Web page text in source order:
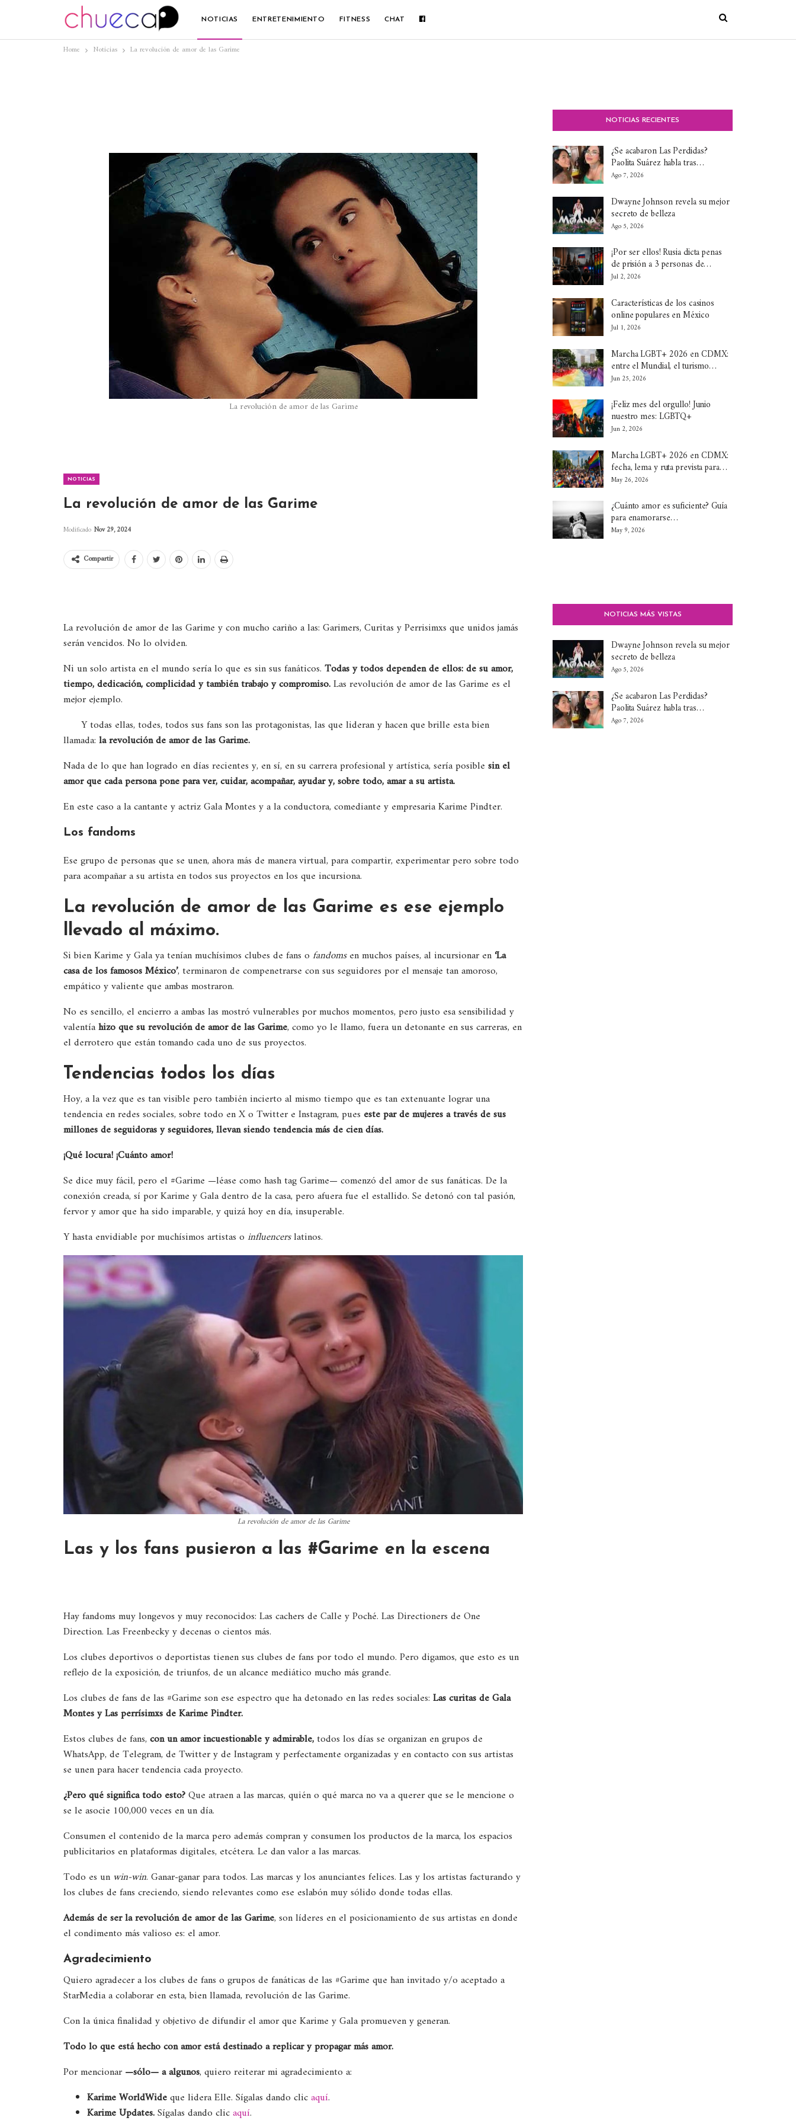
NOTICIAS ENTRETENIMIENTO FITNESS CHAT
Home Noticias La revolución de amor de las Garime
La revolución de amor de las Garime
NOTICIAS
La revolución de amor de las Garime
Modificado Nov 29, 2024
Compartir
La revolución de amor de las Garime y con mucho cariño a las: Garimers, Curitas y Perrisimxs que unidos jamás
serán vencidos. No lo olviden.
Ni un solo artista en el mundo sería lo que es sin sus fanáticos. Todas y todos dependen de ellos: de su amor,
tiempo, dedicación, complicidad y también trabajo y compromiso.Las revolución de amor de las Garime es el
mejor ejemplo.
Y todas ellas, todes, todos sus fans son las protagonistas, las que lideran y hacen que brille esta bien
llamada: la revolución de amor de las Garime.
Nada de lo que han logrado en días recientes y, en sí, en su carrera profesional y artística, sería posible sin el
amor que cada persona pone para ver, cuidar, acompañar, ayudar y, sobre todo, amar a su artista.
En este caso a la cantante y actriz Gala Montes y a la conductora, comediante y empresaria Karime Pindter.
Los fandoms
Ese grupo de personas que se unen, ahora más de manera virtual, para compartir, experimentar pero sobre todo
para acompañar a su artista en todos sus proyectos en los que incursiona.
La revolución de amor de las Garime es ese ejemplo
llevado al máximo.
Si bien Karime y Gala ya tenían muchísimos clubes de fans o fandomsen muchos países, al incursionar en ‘La
casa de los famosos México’, terminaron de compenetrarse con sus seguidores por el mensaje tan amoroso,
empático y valiente que ambas mostraron.
No es sencillo, el encierro a ambas las mostró vulnerables por muchos momentos, pero justo esa sensibilidad y
valentíahizo que su revolución de amor de las Garime, como yo le llamo, fuera un detonante en sus carreras, en
el derrotero que están tomando cada uno de sus proyectos.
Tendencias todos los días
Hoy, a la vez que es tan visible pero también incierto al mismo tiempo que es tan extenuante lograr una
tendencia en redes sociales, sobre todo en X o Twitter e Instagram, pues este par de mujeres a través de sus
millones de seguidoras y seguidores, llevan siendo tendencia más de cien días.
¡Qué locura! ¡Cuánto amor!
Se dice muy fácil, pero el #Garime —léase como hash tag Garime— comenzó del amor de sus fanáticas. De la
conexión creada, sí por Karime y Gala dentro de la casa, pero afuera fue el estallido. Se detonó con tal pasión,
fervor y amor que ha sido imparable, y quizá hoy en día, insuperable.
Y hasta envidiable por muchísimos artistas o influencerslatinos.
La revolución de amor de las Garime
Las y los fans pusieron a las #Garime en la escena
Hay fandoms muy longevos y muy reconocidos: Las cachers de Calle y Poché. Las Directioners de One
Direction. Las Freenbecky y decenas o cientos más.
Los clubes deportivos o deportistas tienen sus clubes de fans por todo el mundo. Pero digamos, que esto es un
reflejo de la exposición, de triunfos, de un alcance mediático mucho más grande.
Los clubes de fans de las #Garime son ese espectro que ha detonado en las redes sociales: Las curitas de Gala
Montes y Las perrísimxs de Karime Pindter.
Estos clubes de fans, con un amor incuestionable y admirable,todos los días se organizan en grupos de
WhatsApp, de Telegram, de Twitter y de Instagram y perfectamente organizadas y en contacto con sus artistas
se unen para hacer tendencia cada proyecto.
¿Pero qué significa todo esto?Que atraen a las marcas, quién o qué marca no va a querer que se le mencione o
se le asocie 100,000 veces en un día.
Consumen el contenido de la marca pero además compran y consumen los productos de la marca, los espacios
publicitarios en plataformas digitales, etcétera. Le dan valor a las marcas.
Todo es un win-win. Ganar-ganar para todos. Las marcas y los anunciantes felices. Las y los artistas facturando y
los clubes de fans creciendo, siendo relevantes como ese eslabón muy sólido donde todas ellas.
Además de ser la revolución de amor de las Garime, son líderes en el posicionamiento de sus artistas en donde
el condimento más valioso es: el amor.
Agradecimiento
Quiero agradecer a los clubes de fans o grupos de fanáticas de las #Garime que han invitado y/o aceptado a
StarMedia a colaborar en esta, bien llamada, revolución de las Garime.
Con la única finalidad y objetivo de difundir el amor que Karime y Gala promueven y generan.
Todo lo que está hecho con amor está destinado a replicar y propagar más amor.
Por mencionar—sólo— a algunos, quiero reiterar mi agradecimiento a:
Karime WorldWideque lidera Elle. Sígalas dando clicaquí.
Karime Updates.Sígalas dando clicaquí.
NOTICIAS RECIENTES
¿Se acabaron Las Perdidas?
Paolita Suárez habla tras…
Ago 7, 2026
Dwayne Johnson revela su mejor
secreto de belleza
Ago 5, 2026
¡Por ser ellos! Rusia dicta penas
de prisión a 3 personas de…
Jul 2, 2026
Características de los casinos
online populares en México
Jul 1, 2026
Marcha LGBT+ 2026 en CDMX:
entre el Mundial, el turismo…
Jun 25, 2026
¡Feliz mes del orgullo! Junio
nuestro mes: LGBTQ+
Jun 2, 2026
Marcha LGBT+ 2026 en CDMX:
fecha, lema y ruta prevista para…
May 26, 2026
¿Cuánto amor es suficiente? Guía
para enamorarse…
May 9, 2026
NOTICIAS MÁS VISTAS
Dwayne Johnson revela su mejor
secreto de belleza
Ago 5, 2026
¿Se acabaron Las Perdidas?
Paolita Suárez habla tras…
Ago 7, 2026